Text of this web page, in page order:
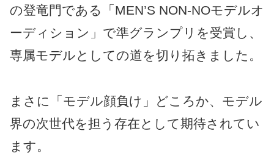
の登竜門である「MEN’S NON-NOモデルオ
ーディション」で準グランプリを受賞し、
専属モデルとしての道を切り拓きました。
まさに「モデル顔負け」どころか、モデル
界の次世代を担う存在として期待されてい
ます。